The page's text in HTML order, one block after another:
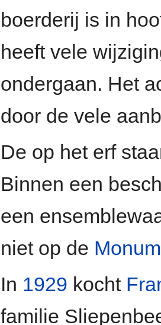
boerderij is in
heeft vele
ondergaan. Het
door de vele
De op het erf
Binnen een
een
niet op de
In 1929 kocht
familie